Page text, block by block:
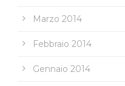
Marzo 2014
Febbraio 2014
Gennaio 2014